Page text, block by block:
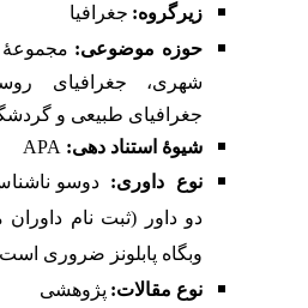
زیرگروه: جغرافیا
حوزه موضوعی: مجموعۀ
شهری، جغرافیای
جغرافیای طبیعی و
شیوۀ استناد دهی: APA
نوع
داوری: دوسو
دو داور (ثبت نام داوران
وبگاه پابلونز ضروری
نوع مقالات: پژوهشی